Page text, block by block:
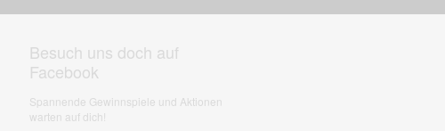
Besuch uns doch auf
Facebook
Spannende Gewinnspiele und Aktionen
warten auf dich!